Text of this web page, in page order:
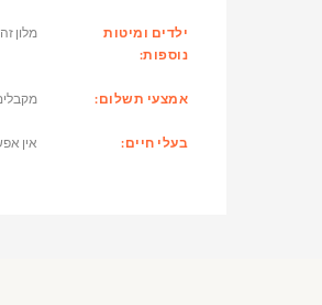
ילדים ומיטות
נוספות:
מלון
אמצעי תשלום:
בעלי חיים: אין